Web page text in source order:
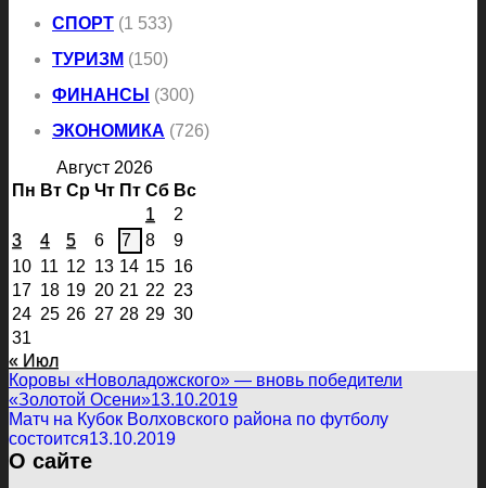
СПОРТ (1 533)
ТУРИЗМ (150)
ФИНАНСЫ (300)
ЭКОНОМИКА (726)
Август 2026
Пн Вт Ср Чт Пт Сб Вс
1
2
3
4 5 6 7 8
9
10 11 12 13 14 15 16
17 18 19 20 21 22 23
24 25 26 27 28 29 30
31
« Июл
Коровы «Новоладожского» — вновь победители
«Золотой Осени»13.10.2019
Матч на Кубок Волховского района по футболу
состоится13.10.2019
О сайте